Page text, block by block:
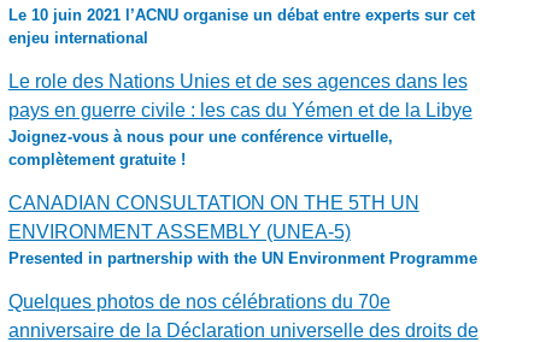
Le 10 juin 2021 l’ACNU organise un débat entre experts sur cet
enjeu international
Le role des Nations Unies et de ses agences dans les
pays en guerre civile : les cas du Yémen et de la Libye
Joignez-vous à nous pour une conférence virtuelle,
complètement gratuite !
CANADIAN CONSULTATION ON THE 5TH UN
ENVIRONMENT ASSEMBLY (UNEA-5)
Presented in partnership with the UN Environment Programme
Quelques photos de nos célébrations du 70e
anniversaire de la Déclaration universelle des droits de